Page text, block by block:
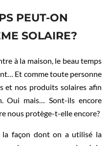
PEUT-ON
SOLAIRE?
à la maison, le beau temps
Et comme toute personne
et nos produits solaires afin
Oui mais… Sont-ils encore
nous protège-t-elle encore?
la façon dont on a utilisé la